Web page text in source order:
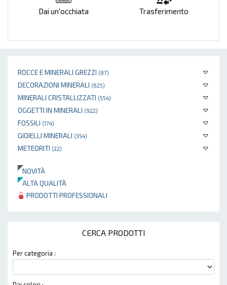
ROCCE E MINERALI GREZZI (87)
DECORAZIONI MINERALI (625)
MINERALI CRISTALLIZZATI (554)
OGGETTI IN MINERALI (922)
FOSSILI (174)
GIOIELLI MINERALI (354)
METEORITI (22)
NOVITÀ
ALTA QUALITÀ
PRODOTTI PROFESSIONALI
CERCA PRODOTTI
Per categoria :
Dai un'occhiata Trasferimento